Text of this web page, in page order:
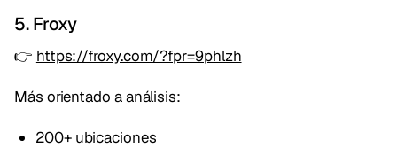
5. Froxy
👉 https://froxy.com/?fpr=9phlzh
Más orientado a análisis:
200+ ubicaciones